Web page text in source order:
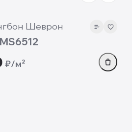
Шеврон
MS6512
₽/м²